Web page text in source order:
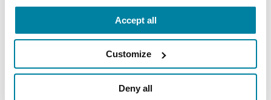
Accept all
Customize
Deny all
Estudios Clínicos
Aprenda sobre los diferentes tipos de